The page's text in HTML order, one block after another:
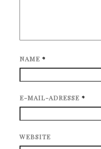
NAME *
E-MAIL-ADRESSE *
WEBSITE